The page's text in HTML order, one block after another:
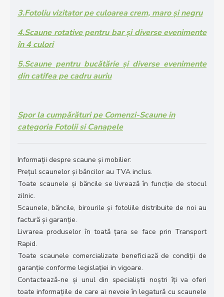
3.Fotoliu vizitator pe culoarea crem, maro și negru
4.Scaune rotative pentru bar și diverse evenimente
în 4 culori
5.Scaune pentru bucătărie și diverse evenimente
din catifea pe cadru auriu
Spor la cumpărături pe Comenzi-Scaune in
categoria Fotolii si Canapele
Informații despre scaune și mobilier:
Prețul scaunelor și băncilor au TVA inclus.
Toate scaunele și băncile se livrează în funcție de stocul
zilnic.
Scaunele, băncile, birourile și fotoliile distribuite de noi au
factură și garanție.
Livrarea produselor în toată țara se face prin Transport
Rapid.
Toate scaunele comercializate beneficiază de condiții de
garanție conforme legislației in vigoare.
Contactează-ne și unul din specialiștii noștri îți va oferi
toate informațiile de care ai nevoie în legatură cu scaunele